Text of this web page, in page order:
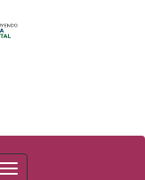
PAOT